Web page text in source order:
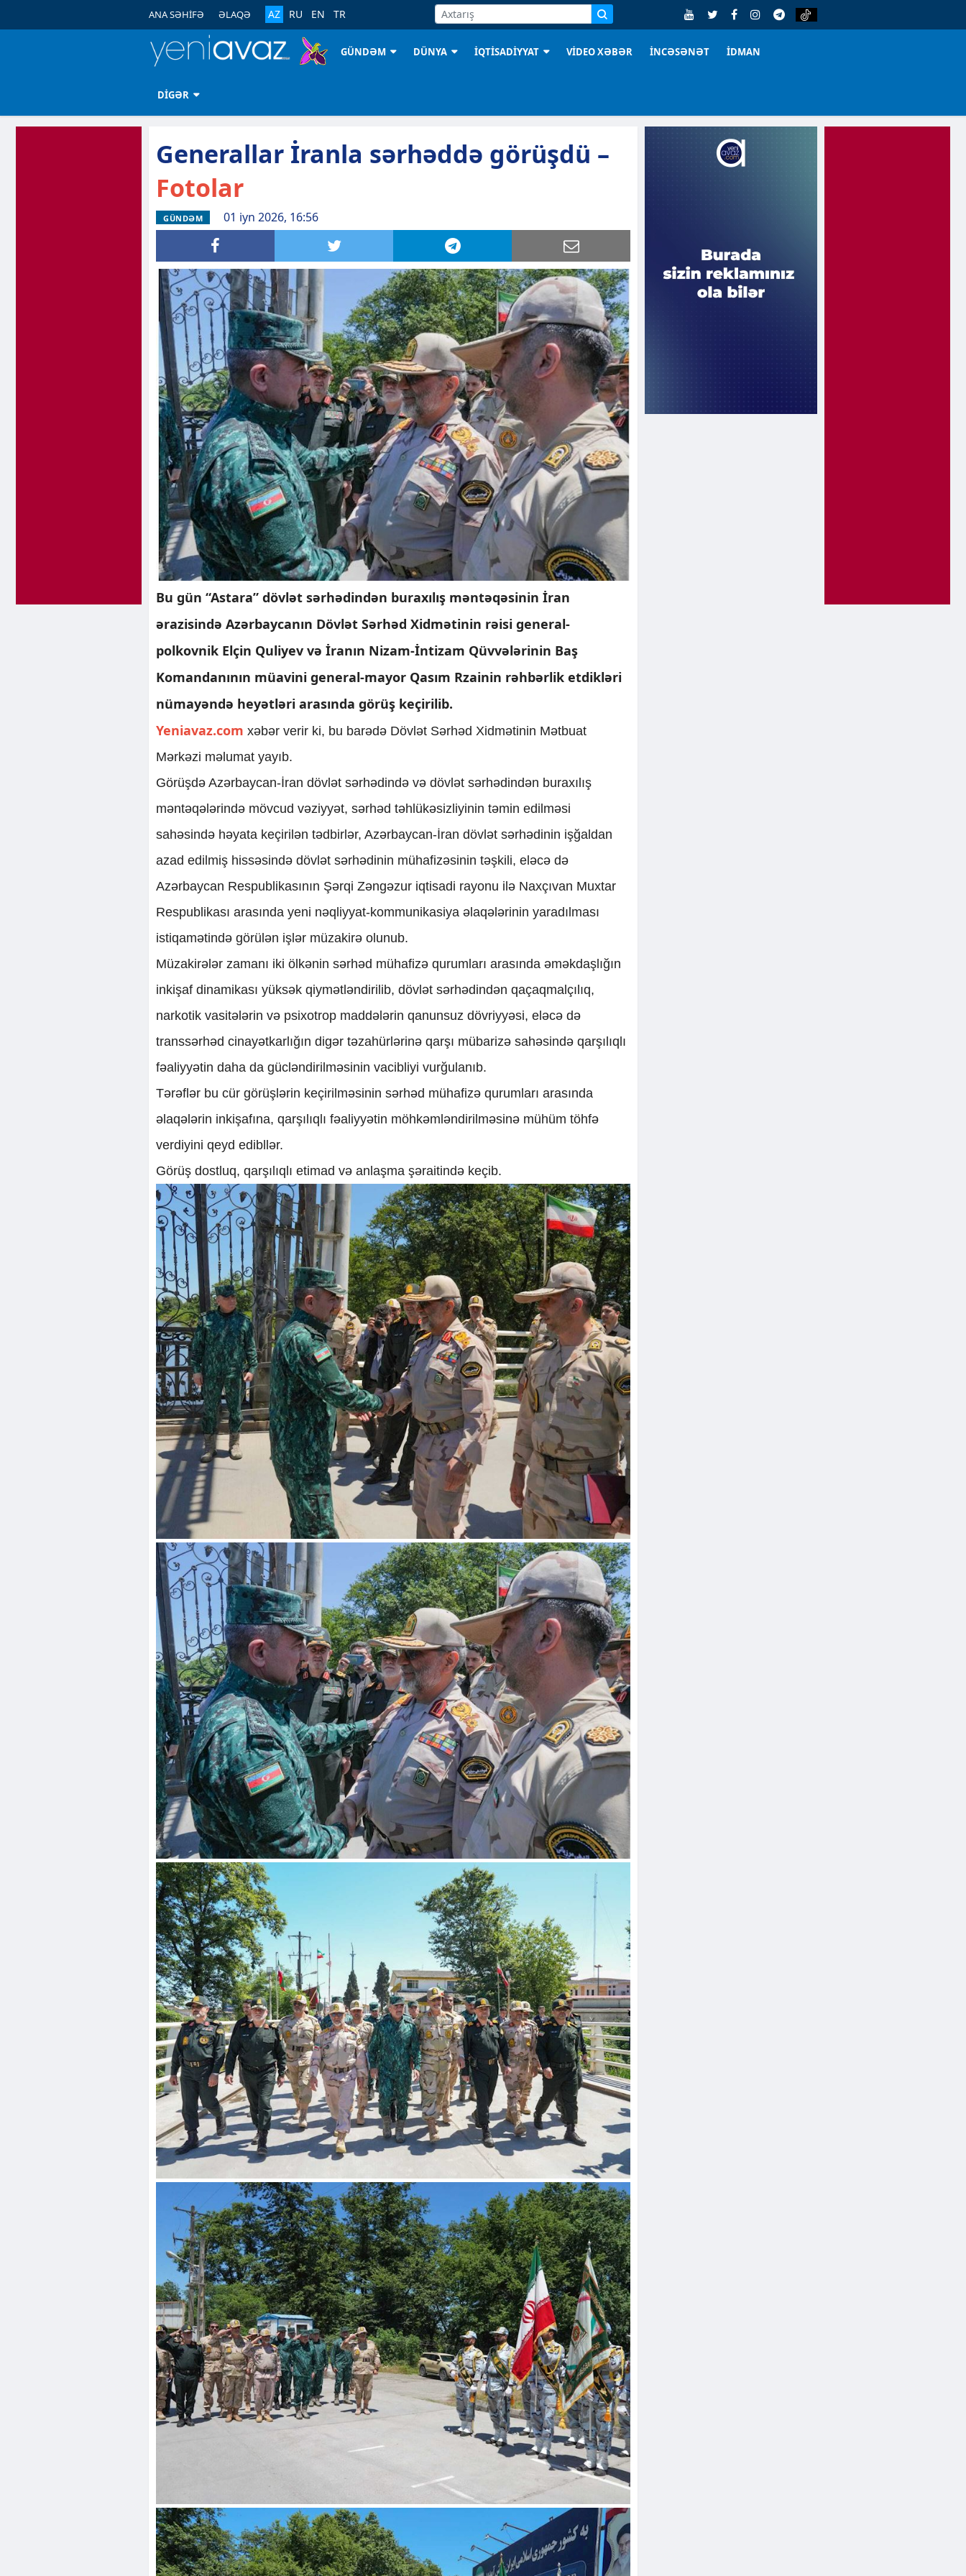
ANA SƏHİFƏ ƏLAQƏ AZ RU EN TR
GÜNDƏM DÜNYA İQTİSADİYYAT VİDEO XƏBƏR İNCƏSƏNƏT İDMAN
DİGƏR
Generallar İranla sərhəddə görüşdü –
Fotolar
GÜNDƏM 01 iyn 2026, 16:56
Bu gün “Astara” dövlət sərhədindən buraxılış məntəqəsinin İran
ərazisində Azərbaycanın Dövlət Sərhəd Xidmətinin rəisi general-
polkovnik Elçin Quliyev və İranın Nizam-İntizam Qüvvələrinin Baş
Komandanının müavini general-mayor Qasım Rzainin rəhbərlik etdikləri
nümayəndə heyətləri arasında görüş keçirilib.
Yeniavaz.com xəbər verir ki, bu barədə Dövlət Sərhəd Xidmətinin Mətbuat
Mərkəzi məlumat yayıb.
Görüşdə Azərbaycan-İran dövlət sərhədində və dövlət sərhədindən buraxılış
məntəqələrində mövcud vəziyyət, sərhəd təhlükəsizliyinin təmin edilməsi
sahəsində həyata keçirilən tədbirlər, Azərbaycan-İran dövlət sərhədinin işğaldan
azad edilmiş hissəsində dövlət sərhədinin mühafizəsinin təşkili, eləcə də
Azərbaycan Respublikasının Şərqi Zəngəzur iqtisadi rayonu ilə Naxçıvan Muxtar
Respublikası arasında yeni nəqliyyat-kommunikasiya əlaqələrinin yaradılması
istiqamətində görülən işlər müzakirə olunub.
Müzakirələr zamanı iki ölkənin sərhəd mühafizə qurumları arasında əməkdaşlığın
inkişaf dinamikası yüksək qiymətləndirilib, dövlət sərhədindən qaçaqmalçılıq,
narkotik vasitələrin və psixotrop maddələrin qanunsuz dövriyyəsi, eləcə də
transsərhəd cinayətkarlığın digər təzahürlərinə qarşı mübarizə sahəsində qarşılıqlı
fəaliyyətin daha da gücləndirilməsinin vacibliyi vurğulanıb.
Tərəflər bu cür görüşlərin keçirilməsinin sərhəd mühafizə qurumları arasında
əlaqələrin inkişafına, qarşılıqlı fəaliyyətin möhkəmləndirilməsinə mühüm töhfə
verdiyini qeyd edibllər.
Görüş dostluq, qarşılıqlı etimad və anlaşma şəraitində keçib.